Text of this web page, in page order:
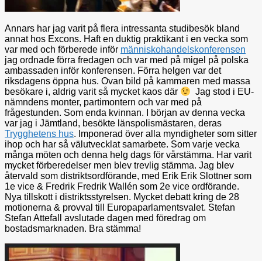
Annars har jag varit på flera intressanta studibesök bland
annat hos Excons. Haft en duktig praktikant i en vecka som
var med och förberede inför människohandelskonferensen
jag ordnade förra fredagen och var med på migel på polska
ambassaden inför konferensen. Förra helgen var det
riksdagens öppna hus. Ovan bild på kammaren med massa
besökare i, aldrig varit så mycket kaos där
Jag stod i EU-
nämndens monter, partimontern och var med på
frågestunden. Som enda kvinnan. I början av denna vecka
var jag i Jämtland, besökte länspolismästaren, deras
Trygghetens hus. Imponerad över alla myndigheter som sitter
ihop och har så välutvecklat samarbete. Som varje vecka
många möten och denna helg dags för vårstämma. Har varit
mycket förberedelser men blev trevlig stämma. Jag blev
återvald som distriktsordförande, med Erik Erik Slottner som
1e vice & Fredrik Fredrik Wallén som 2e vice ordförande.
Nya tillskott i distriktsstyrelsen. Mycket debatt kring de 28
motionerna & provval till Europaparlamentsvalet. Stefan
Stefan Attefall avslutade dagen med föredrag om
bostadsmarknaden. Bra stämma!